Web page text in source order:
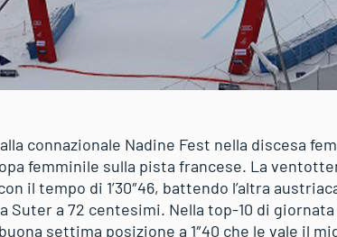
connazionale Nadine Fest nella discesa
femminile sulla pista francese. La
il tempo di 1’30″46, battendo l’altra
Suter a 72 centesimi. Nella top-10 di
settima posizione a 1″40 che le vale il